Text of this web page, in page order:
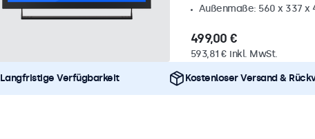
Außenmaße: 560 x 337 x
499,00 €
593,81 € inkl. MwSt.
Langfristige Verfügbarkeit Kostenloser Versand &